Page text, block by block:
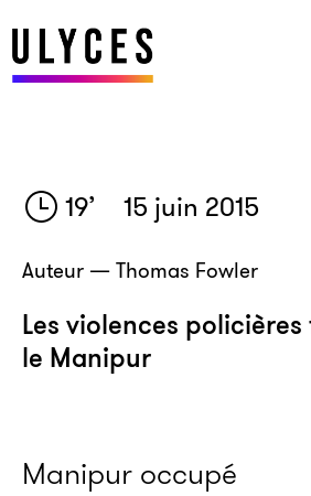
19’ 15 juin 2015
Auteur — Thomas Fowler
Les violences
le Manipur
Manipur occupé